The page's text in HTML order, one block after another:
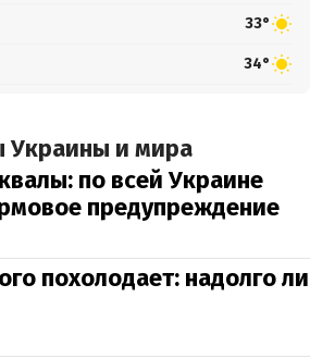
33°
34°
Украины и мира
по всей Украине
предупреждение
похолодает: надолго ли